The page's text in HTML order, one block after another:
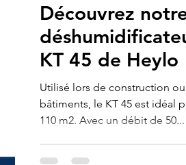
Découvrez
KT 45 de Heylo
Utilisé lors de construction
bâtiments, le KT 45 est idéal
110 m2. Avec un débit de 50...